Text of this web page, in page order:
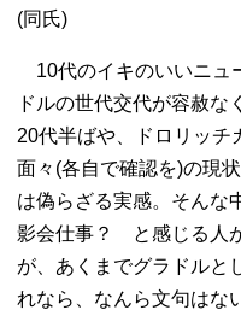
(同氏)
10代のイキのいいニュ
ドルの世代交代が容赦な
20代半ばや、ドロリッチ
面々(各自で確認を)の現
は偽らざる実感。そんな
影会仕事？ と感じる人
が、あくまでグラドルと
れなら、なんら文句はな